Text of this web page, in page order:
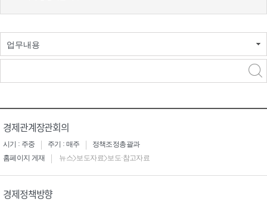
업무내용
경제관계장관회의
시기 : 주중 주기 : 매주
정책조정총괄과
홈페이지 게재
뉴스>보도자료>보도·참고자료
경제정책방향